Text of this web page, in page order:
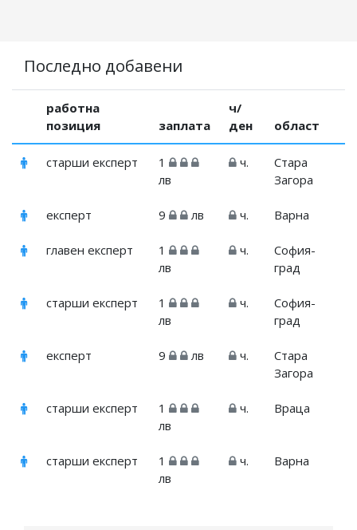
Последно добавени
работна
позиция
заплата
ч/
ден
област
старши експерт
1
лв
ч.
Стара
Загора
експерт 9 лв ч. Варна
главен експерт
1
лв
ч.
София-
град
старши експерт
1
лв
ч.
София-
град
експерт 9 лв ч.
Стара
Загора
старши експерт
1
лв
ч. Враца
старши експерт
1
лв
ч. Варна